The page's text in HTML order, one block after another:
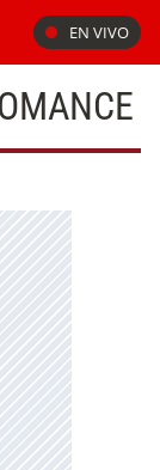
EN VIVO